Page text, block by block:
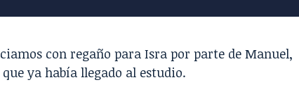
con regaño para Isra por parte de Manuel,
ya había llegado al estudio.